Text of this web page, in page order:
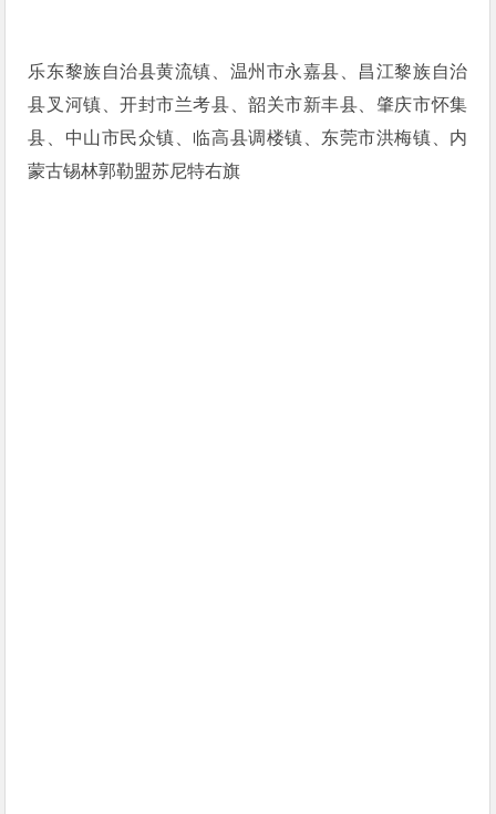
乐东黎族自治县黄流镇、温州市永嘉县、昌江黎族自治
县叉河镇、开封市兰考县、韶关市新丰县、肇庆市怀集
县、中山市民众镇、临高县调楼镇、东莞市洪梅镇、内
蒙古锡林郭勒盟苏尼特右旗